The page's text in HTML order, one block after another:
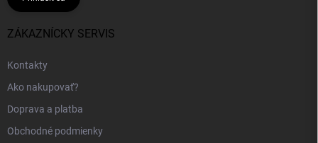
ZÁKAZNÍCKY SERVIS
Kontakty
Ako nakupovať?
Doprava a platba
Obchodné podmienky